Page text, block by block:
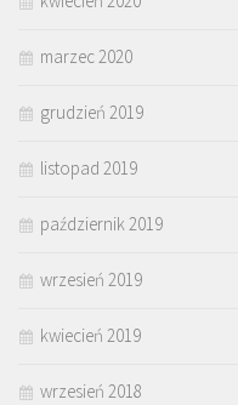
marzec 2020
grudzień 2019
listopad 2019
październik 2019
wrzesień 2019
kwiecień 2019
wrzesień 2018